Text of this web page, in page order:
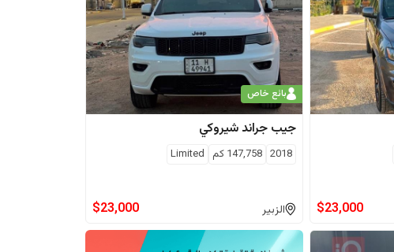
$23,000
بائع خاص
جيب جراند شيروكي
2018
147,758 كم Limited
الزبير $23,000